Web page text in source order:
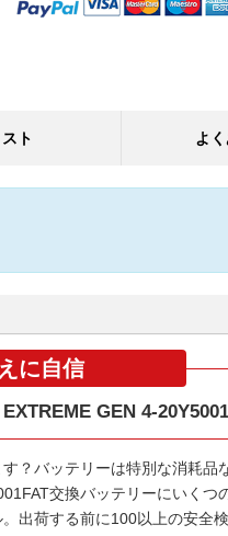
ト よ
に自信
GEN 4-
？バッテリーは特別な消耗品
交換バッテリーにいくつ
出荷する前に100以上の安全